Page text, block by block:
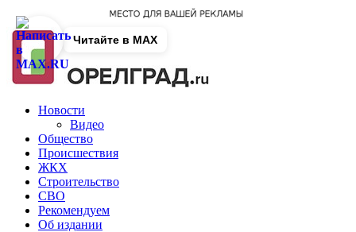
Новости
Видео
Общество
Происшествия
ЖКХ
Строительство
СВО
Рекомендуем
Об издании
Читайте в MAX